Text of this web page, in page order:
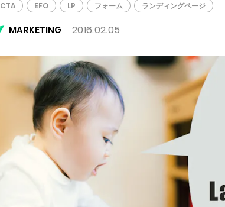
CTA EFO LP フォーム ランディングページ
MARKETING 2016.02.05